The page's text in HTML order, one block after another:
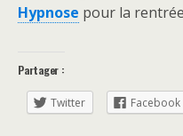
Hypnose pour la
Partager :
Twitter Facebook